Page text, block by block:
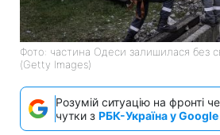
Фото: частина Одеси залишилася без
(Getty Images)
Розумій ситуацію на фронті
чутки з РБК-Україна у Google